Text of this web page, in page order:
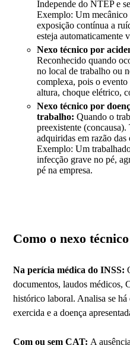
Independe do NTEP e
Exemplo: Um mecânico
exposição contínua a
esteja automaticamente
Nexo técnico por
Reconhecido quando
no local de trabalho ou
complexa, pois o
altura, choque elétrico,
Nexo técnico por
trabalho:Quando o
preexistente (concausa).
adquiridas em razão
Exemplo: Um
infecção grave no pé,
pé na empresa.
Como o nexo
Na perícia médica do INSS:
documentos, laudos médicos,
histórico laboral. Analisa se
exercida e a doença
Com ou sem CAT: A